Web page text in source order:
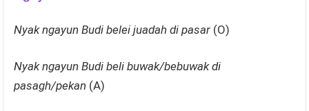
Nyak ngayun Budi belei juadah di pasar (O)
Nyak ngayun Budi beli buwak/bebuwak di
pasagh/pekan (A)